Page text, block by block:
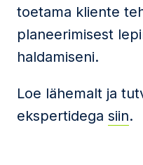
toetama kliente
planeerimisest
haldamiseni.
Loe lähemalt ja
ekspertidega siin.